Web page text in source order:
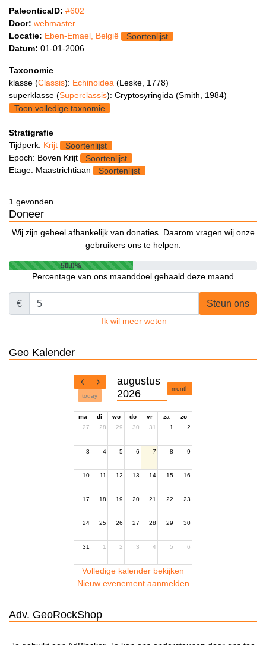
PaleonticaID: #602
Door: webmaster
Locatie: Eben-Emael, België
Soortenlijst
Datum: 01-01-2006
Taxonomie
klasse (Classis): Echinoidea (Leske, 1778)
superklasse (Superclassis): Cryptosyringida (Smith, 1984)
Toon volledige taxnomie
Stratigrafie
Tijdperk: Krijt
Soortenlijst
Epoch: Boven Krijt
Soortenlijst
Etage: Maastrichtiaan
Soortenlijst
1 gevonden.
Doneer
Wij zijn geheel afhankelijk van donaties. Daarom vragen wij onze
gebruikers ons te helpen.
50.0%
Percentage van ons maanddoel gehaald deze maand
€ Steun ons
Ik wil meer weten
Geo Kalender
today
augustus
2026
month
ma di wo do vr za
zo
27
28 29 30 31 1 2
3 4 5 6 7 8 9
10 11 12 13 14 15 16
17 18 19 20 21 22 23
24 25 26 27 28 29 30
31 1 2 3 4 5 6
Volledige kalender bekijken
Nieuw evenement aanmelden
Adv. GeoRockShop